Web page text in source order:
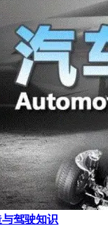
驾驶知识